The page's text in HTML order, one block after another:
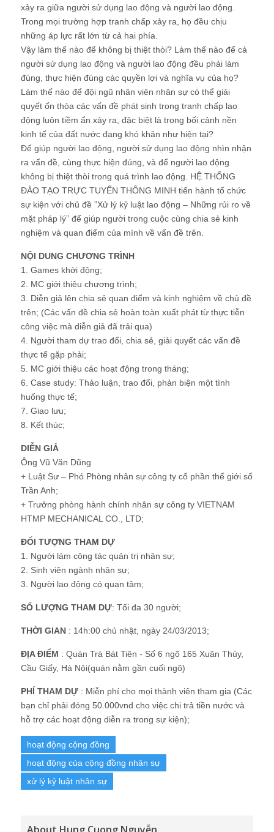
xảy ra giữa người sử dụng lao động và người lao động.
Trong mọi trường hợp tranh chấp xảy ra, họ đều chịu
những áp lực rất lớn từ cả hai phía.
Vậy làm thế nào để không bị thiệt thòi? Làm thế nào để cả
người sử dụng lao động và người lao động đều phải làm
đúng, thực hiện đúng các quyền lợi và nghĩa vụ của họ?
Làm thế nào để đội ngũ nhân viên nhân sự có thể giải
quyết ổn thỏa các vấn đề phát sinh trong tranh chấp lao
động luôn tiềm ẩn xảy ra, đặc biệt là trong bối cảnh nền
kinh tế của đất nước đang khó khăn như hiện tại?
Để giúp người lao động, người sử dụng lao động nhìn nhận
ra vấn đề, cùng thực hiện đúng, và để người lao động
không bị thiệt thòi trong quá trình lao động. HỆ THỐNG
ĐÀO TẠO TRỰC TUYẾN THÔNG MINH tiến hành tổ chức
sự kiện với chủ đề ”Xử lý kỷ luật lao động – Những rủi ro về
mặt pháp lý” để giúp người trong cuộc cùng chia sẻ kinh
nghiệm và quan điểm của mình về vấn đề trên.
NỘI DUNG CHƯƠNG TRÌNH
1. Games khởi động;
2. MC giới thiệu chương trình;
3. Diễn giả lên chia sẻ quan điểm và kinh nghiệm về chủ đề
trên; (Các vấn đề chia sẻ hoàn toàn xuất phát từ thực tiễn
công việc mà diễn giả đã trải qua)
4. Người tham dự trao đổi, chia sẻ, giải quyết các vấn đề
thực tế gặp phải;
5. MC giới thiệu các hoạt động trong tháng;
6. Case study: Thảo luận, trao đổi, phản biện một tình
huống thực tế;
7. Giao lưu;
8. Kết thúc;
DIỄN GIẢ
Ông Vũ Văn Dũng
+ Luật Sư – Phó Phòng nhân sự công ty cổ phần thế giới số
Trần Anh;
+ Trưởng phòng hành chính nhân sự công ty VIETNAM
HTMP MECHANICAL CO., LTD;
ĐỐI TƯỢNG THAM DỰ
1. Người làm công tác quản trị nhân sự;
2. Sinh viên ngành nhân sự;
3. Người lao động có quan tâm;
SỐ LƯỢNG THAM DỰ: Tối đa 30 người;
THỜI GIAN : 14h:00 chủ nhật, ngày 24/03/2013;
ĐỊA ĐIỂM : Quán Trà Bát Tiên - Số 6 ngõ 165 Xuân Thủy,
Cầu Giấy, Hà Nội(quán nằm gần cuối ngõ)
PHÍ THAM DỰ : Miễn phí cho mọi thành viên tham gia (Các
bạn chỉ phải đóng 50.000vnd cho việc chi trả tiền nước và
hỗ trợ các hoạt động diễn ra trong sự kiện);
hoạt động cộng đồng
hoạt động của cộng đồng nhân sự
xử lý kỷ luật nhân sự
About Hung Cuong Nguyễn